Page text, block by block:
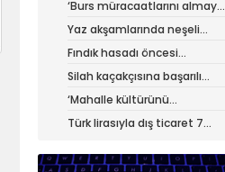
‘Burs müracaatlarını almaya
başladık’
Yaz akşamlarında neşeli
etkinlikler
Fındık hasadı öncesi
üreticiye yol desteği
Silah kaçakçısına başarılı
operasyon
‘Mahalle kültürünü
güçlendiriyoruz’
Türk lirasıyla dış ticaret 7